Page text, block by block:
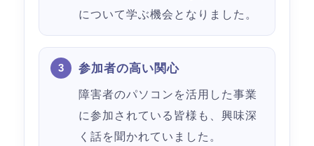
について学ぶ機会となりました。
参加者の高い関心
障害者のパソコンを活用した事業
に参加されている皆様も、興味深
く話を聞かれていました。